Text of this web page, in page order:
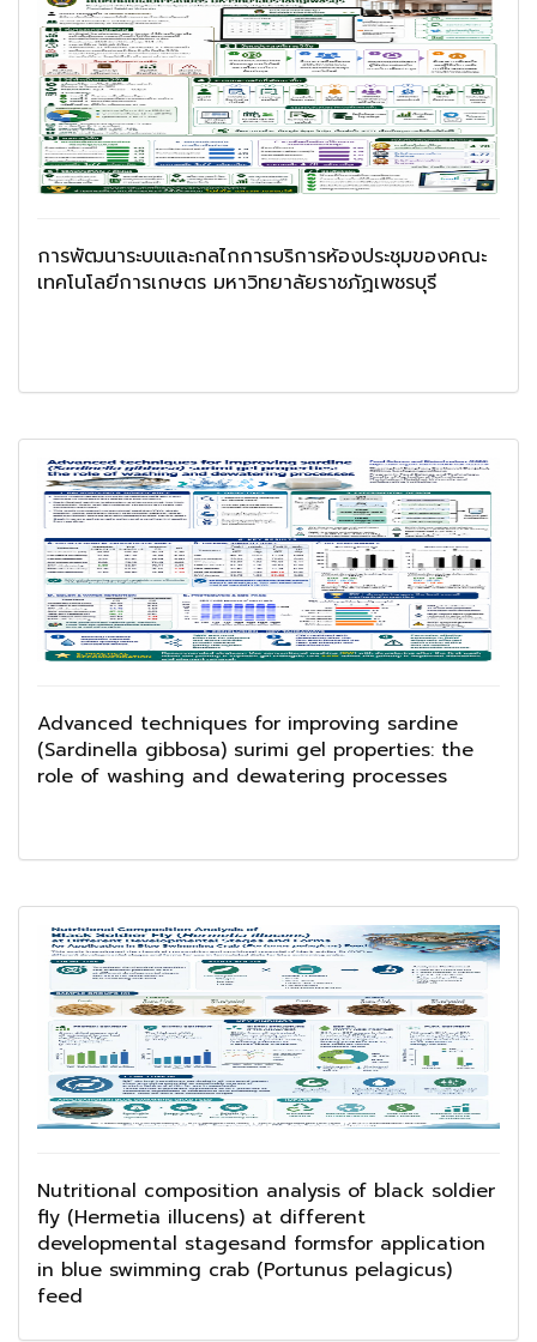
การพัฒนาระบบและกลไกการบริการห้องประชุมของคณะ
เทคโนโลยีการเกษตร มหาวิทยาลัยราชภัฏเพชรบุรี
Advanced techniques for improving sardine
(Sardinella gibbosa) surimi gel properties: the
role of washing and dewatering processes
Nutritional composition analysis of black soldier
fly (Hermetia illucens) at different
developmental stagesand formsfor application
in blue swimming crab (Portunus pelagicus)
feed